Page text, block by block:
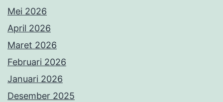
Mei 2026
April 2026
Maret 2026
Februari 2026
Januari 2026
Desember 2025